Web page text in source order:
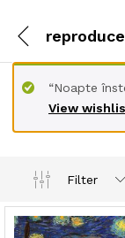
View
“Noapte
Filter